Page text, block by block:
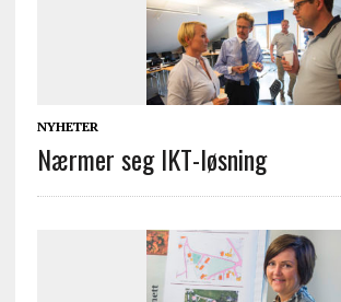
NYHETER
Nærmer seg IKT-løsning